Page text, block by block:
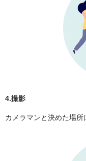
4.撮影
カメラマンと決めた場所